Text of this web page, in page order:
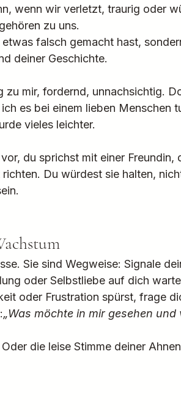
wenn wir verletzt, traurig oder
zu uns.
falsch gemacht hast,
deiner Geschichte.
zu mir, fordernd, unnachsichtig.
es bei einem lieben Menschen
vieles leichter.
du sprichst mit einer Freundin,
Du würdest sie halten,
Sie sind Wegweise: Signale
oder Selbstliebe auf dich
oder Frustration spürst, frage
„Was möchte in mir gesehen und
die leise Stimme deiner